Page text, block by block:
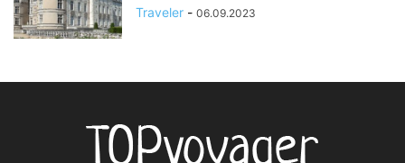
Traveler - 06.09.2023